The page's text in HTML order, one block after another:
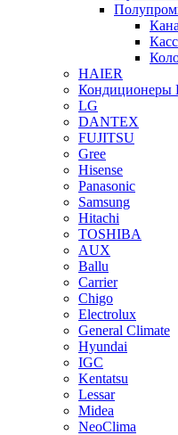
HAIER
Кондиционеры
LG
DANTEX
FUJITSU
Gree
Hisense
Panasonic
Samsung
Hitachi
TOSHIBA
AUX
Ballu
Carrier
Chigo
Electrolux
General Climate
Hyundai
IGC
Kentatsu
Lessar
Midea
NeoClima